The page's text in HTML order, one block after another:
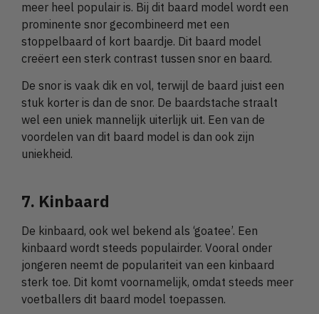
meer heel populair is. Bij dit baard model wordt een
prominente snor gecombineerd met een
stoppelbaard of kort baardje. Dit baard model
creëert een sterk contrast tussen snor en baard.
De snor is vaak dik en vol, terwijl de baard juist een
stuk korter is dan de snor. De baardstache straalt
wel een uniek mannelijk uiterlijk uit. Een van de
voordelen van dit baard model is dan ook zijn
uniekheid.
7. Kinbaard
De kinbaard, ook wel bekend als ‘goatee’. Een
kinbaard wordt steeds populairder. Vooral onder
jongeren neemt de populariteit van een kinbaard
sterk toe. Dit komt voornamelijk, omdat steeds meer
voetballers dit baard model toepassen.